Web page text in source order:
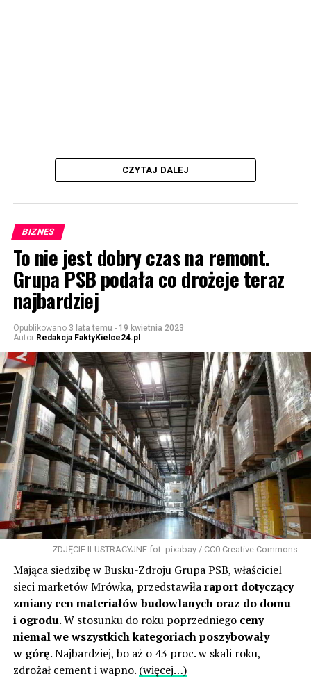
CZYTAJ DALEJ
BIZNES
To nie jest dobry czas na remont.
Grupa PSB podała co drożeje teraz
najbardziej
Opublikowano 3 lata temu - 19 kwietnia 2023
Autor Redakcja FaktyKielce24.pl
ZDJĘCIE ILUSTRACYJNE fot. pixabay / CC0 Creative Commons
Mająca siedzibę w Busku-Zdroju Grupa PSB, właściciel
sieci marketów Mrówka, przedstawiłaraport dotyczący
zmiany cen materiałów budowlanych oraz do domu
i ogrodu. W stosunku do roku poprzedniego ceny
niemal we wszystkich kategoriach poszybowały
w górę. Najbardziej, bo aż o 43 proc. w skali roku,
zdrożał cement i wapno. (więcej…)